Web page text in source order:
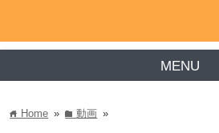
MENU
home Home » folder動画 »